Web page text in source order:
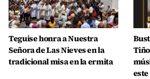
Teguise honra a Nuestra
Señora de Las Nieves en la
tradicional misa en la ermita